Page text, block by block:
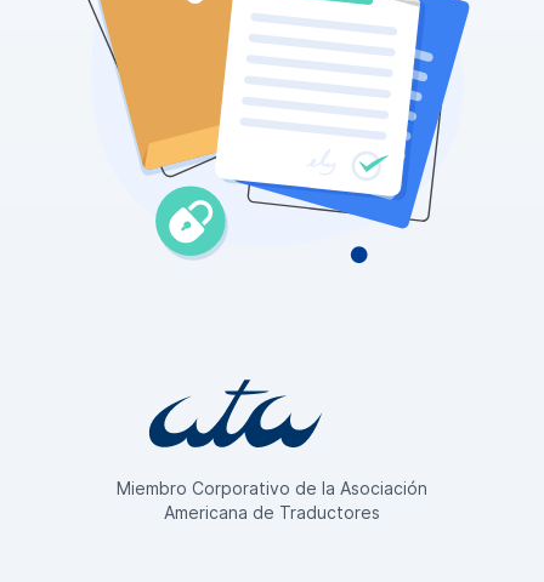
Miembro Corporativo de la Asociación
Americana de Traductores